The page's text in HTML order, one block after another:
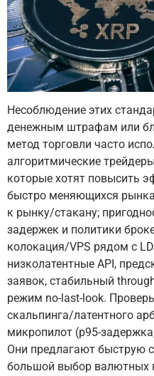
Несоблюдение этих
денежным штрафам или
метод торговли часто
алгоритмические
которые хотят повысить
быстро меняющихся
к рынку/стакану;
задержек и политики
колокация/VPS рядом с
низколатентные API,
заявок, стабильный
режим no-last-look.
скальпинга/латентного
микропилот (p95-
Они предлагают быструю
большой выбор валютных